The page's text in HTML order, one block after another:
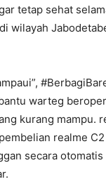
tetap sehat
wilayah
warteg
kurang mampu.
realme
secara